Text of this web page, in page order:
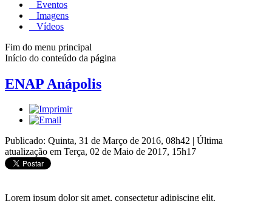
Eventos
Imagens
Vídeos
Fim do menu principal
Início do conteúdo da página
ENAP Anápolis
Publicado: Quinta, 31 de Março de 2016, 08h42 | Última
atualização em Terça, 02 de Maio de 2017, 15h17
Lorem ipsum dolor sit amet, consectetur adipiscing elit.